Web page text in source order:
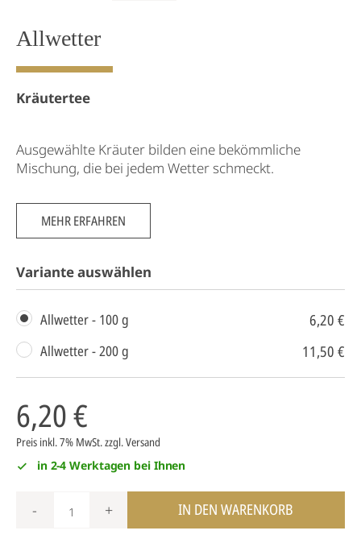
Allwetter
Kräutertee
Ausgewählte Kräuter bilden eine bekömmliche
Mischung, die bei jedem Wetter schmeckt.
MEHR ERFAHREN
Variante auswählen
Allwetter - 100 g 6,20 €
Allwetter - 200 g 11,50 €
6,20 €
Preis inkl. 7% MwSt.zzgl. Versand
in 2-4 Werktagen bei Ihnen
+
- IN DEN WARENKORB